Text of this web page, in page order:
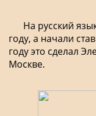
На русский
году, а начали
году это сделал
Москве.